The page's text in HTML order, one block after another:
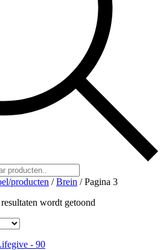
producten /Brein / Pagina 3
wordt getoond